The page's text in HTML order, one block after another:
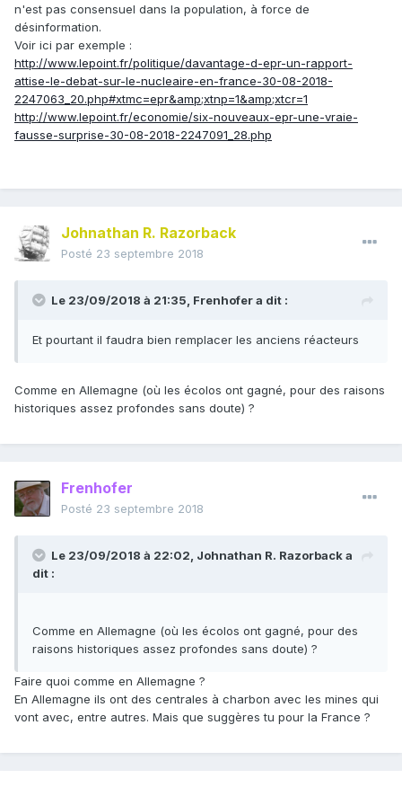
n'est pas consensuel dans la population, à force de
désinformation.
Voir ici par exemple :
http://www.lepoint.fr/politique/davantage-d-epr-un-rapport-
attise-le-debat-sur-le-nucleaire-en-france-30-08-2018-
2247063_20.php#xtmc=epr&amp;xtnp=1&amp;xtcr=1
http://www.lepoint.fr/economie/six-nouveaux-epr-une-vraie-
fausse-surprise-30-08-2018-2247091_28.php
Johnathan R. Razorback
Posté 23 septembre 2018
Le 23/09/2018 à 21:35, Frenhofera dit :
Et pourtant il faudra bien remplacer les anciens réacteurs
Comme en Allemagne (où les écolos ont gagné, pour des raisons
historiques assez profondes sans doute) ?
Frenhofer
Posté 23 septembre 2018
Le 23/09/2018 à 22:02, Johnathan R. Razorbacka
dit :
Comme en Allemagne (où les écolos ont gagné, pour des
raisons historiques assez profondes sans doute) ?
Faire quoi comme en Allemagne ?
En Allemagne ils ont des centrales à charbon avec les mines qui
vont avec, entre autres. Mais que suggères tu pour la France ?